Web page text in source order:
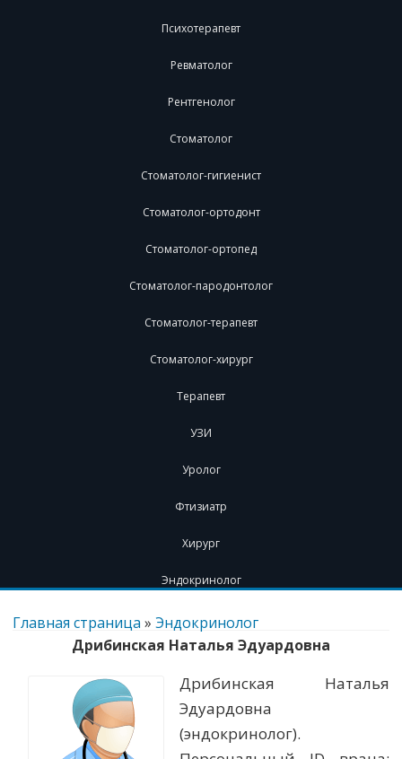
Психотерапевт
Ревматолог
Рентгенолог
Стоматолог
Стоматолог-гигиенист
Стоматолог-ортодонт
Стоматолог-ортопед
Стоматолог-пародонтолог
Стоматолог-терапевт
Стоматолог-хирург
Терапевт
УЗИ
Уролог
Фтизиатр
Хирург
Эндокринолог
Перейти
содержимому
Главная страница » Эндокринолог
Дрибинская Наталья Эдуардовна
Дрибинская Наталья
Эдуардовна
(эндокринолог).